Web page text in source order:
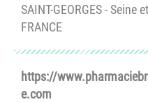
SAINT-GEORGES - Seine
FRANCE
https://
e.com